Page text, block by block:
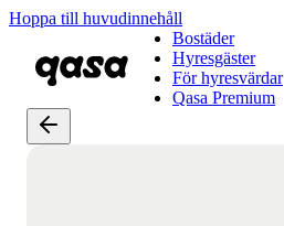
Hoppa till huvudinnehåll
Bostäder
Hyresgäster
För hyresvärdar
Qasa Premium